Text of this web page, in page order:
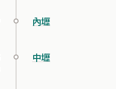
內壢
中壢